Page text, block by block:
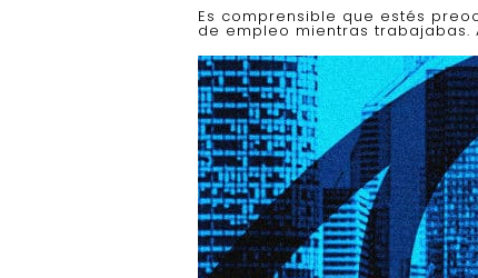
Es comprensible que estés
de empleo mientras trabajabas.